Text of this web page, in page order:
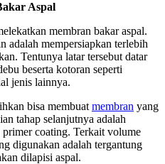
Aspal
membran bakar aspal.
adalah mempersiapkan terlebih
Tentunya latar tersebut datar
beserta kotoran seperti
jenis lainnya.
bisa membuat membran yang
tahap selanjutnya adalah
coating. Terkait volume
digunakan adalah tergantung
dilapisi aspal.